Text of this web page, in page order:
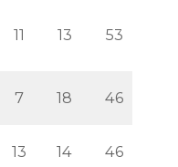
11 13 53
7 18 46
13 14 46